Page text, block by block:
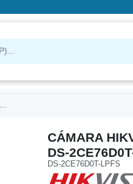
CÁMARA
DS-
DS-2CE76D0T-LPFS